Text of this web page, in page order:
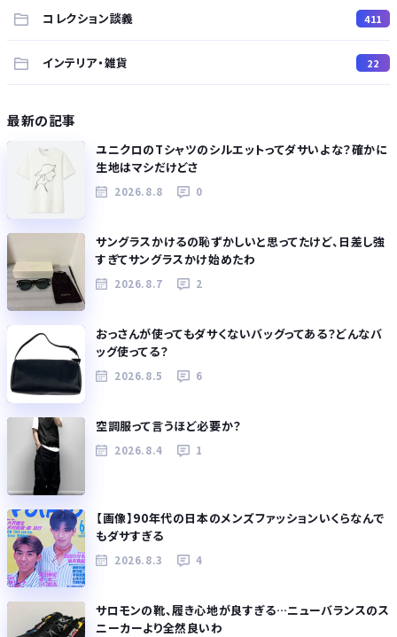
コレクション談義
411
インテリア・雑貨 22
最新の記事
ユニクロのTシャツのシルエットってダサいよな？確かに
生地はマシだけどさ
2026.8.8 0
サングラスかけるの恥ずかしいと思ってたけど、日差し強
すぎてサングラスかけ始めたわ
2026.8.7 2
おっさんが使ってもダサくないバッグってある？どんなバ
ッグ使ってる？
2026.8.5 6
空調服って言うほど必要か？
2026.8.4 1
【画像】90年代の日本のメンズファッションいくらなんで
もダサすぎる
2026.8.3 4
サロモンの靴、履き心地が良すぎる…ニューバランスのス
ニーカーより全然良いわ